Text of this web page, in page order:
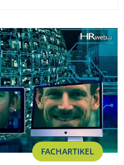
FACHARTIKEL